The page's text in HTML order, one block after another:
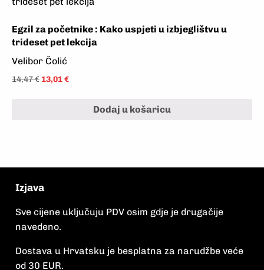
Egzil za početnike : Kako uspjeti u izbjeglištvu u
trideset pet lekcija
Velibor Čolić
14,47€ 13,01€
Dodaj u košaricu
Izjava
Sve cijene uključuju PDV osim gdje je drugačije
navedeno.
Dostava u Hrvatsku je besplatna za narudžbe veće
od 30 EUR.